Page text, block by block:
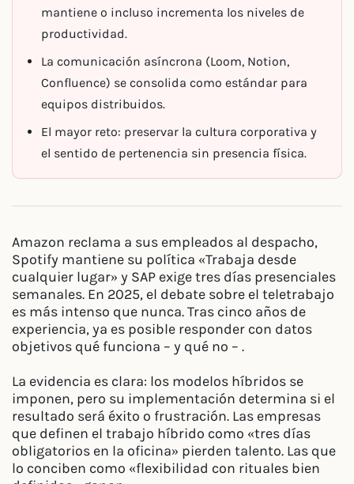
mantiene o incluso incrementa los niveles de
productividad.
La comunicación asíncrona (Loom, Notion,
Confluence) se consolida como estándar para
equipos distribuidos.
El mayor reto: preservar la cultura corporativa y
el sentido de pertenencia sin presencia física.
Amazon reclama a sus empleados al despacho,
Spotify mantiene su política «Trabaja desde
cualquier lugar» y SAP exige tres días presenciales
semanales. En 2025, el debate sobre el teletrabajo
es más intenso que nunca. Tras cinco años de
experiencia, ya es posible responder con datos
objetivos qué funciona – y qué no – .
La evidencia es clara: los modelos híbridos se
imponen, pero su implementación determina si el
resultado será éxito o frustración. Las empresas
que definen el trabajo híbrido como «tres días
obligatorios en la oficina» pierden talento. Las que
lo conciben como «flexibilidad con rituales bien